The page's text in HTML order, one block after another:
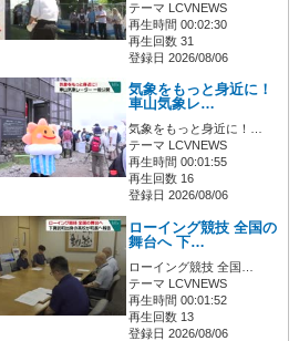
テーマ LCVNEWS
再生時間 00:02:30
再生回数 31
登録日 2026/08/06
気象をもっと身近に！
車山気象レ…
気象をもっと身近に！…
テーマ LCVNEWS
再生時間 00:01:55
再生回数 16
登録日 2026/08/06
ローイング競技 全国の
舞台へ 下…
ローイング競技 全国…
テーマ LCVNEWS
再生時間 00:01:52
再生回数 13
登録日 2026/08/06